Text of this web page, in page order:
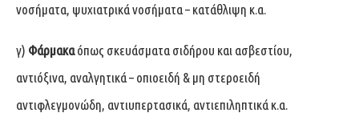
νοσήματα, ψυχιατρικά νοσήματα – κατάθλιψη κ.α.
γ) Φάρμακαόπως σκευάσματα σιδήρου και ασβεστίου,
αντιόξινα, αναλγητικά – οπιοειδή & μη στεροειδή
αντιφλεγμονώδη, αντιυπερτασικά, αντιεπιληπτικά κ.α.